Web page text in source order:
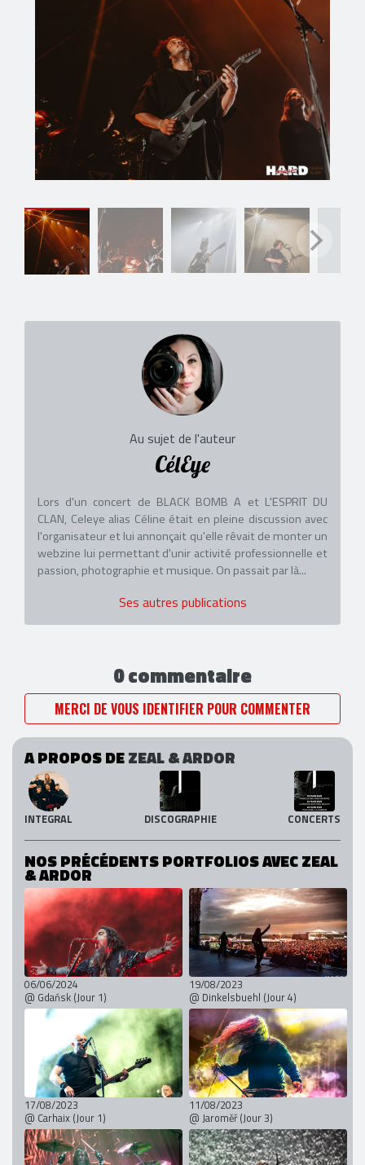
Au sujet de l'auteur
CélEye
Lors d'un concert de BLACK BOMB A et L'ESPRIT DU
CLAN, Celeye alias Céline était en pleine discussion avec
l'organisateur et lui annonçait qu'elle rêvait de monter un
webzine lui permettant d'unir activité professionnelle et
passion, photographie et musique. On passait par là...
Ses autres publications
0 commentaire
MERCI DE VOUS IDENTIFIER POUR COMMENTER
A PROPOS DEZEAL & ARDOR
INTEGRAL DISCOGRAPHIE CONCERTS
NOS PRÉCÉDENTS PORTFOLIOS AVEC ZEAL
& ARDOR
06/06/2024
@ Gdańsk (Jour 1)
19/08/2023
@ Dinkelsbuehl (Jour 4)
17/08/2023
@ Carhaix (Jour 1)
11/08/2023
@ Jaroměř (Jour 3)